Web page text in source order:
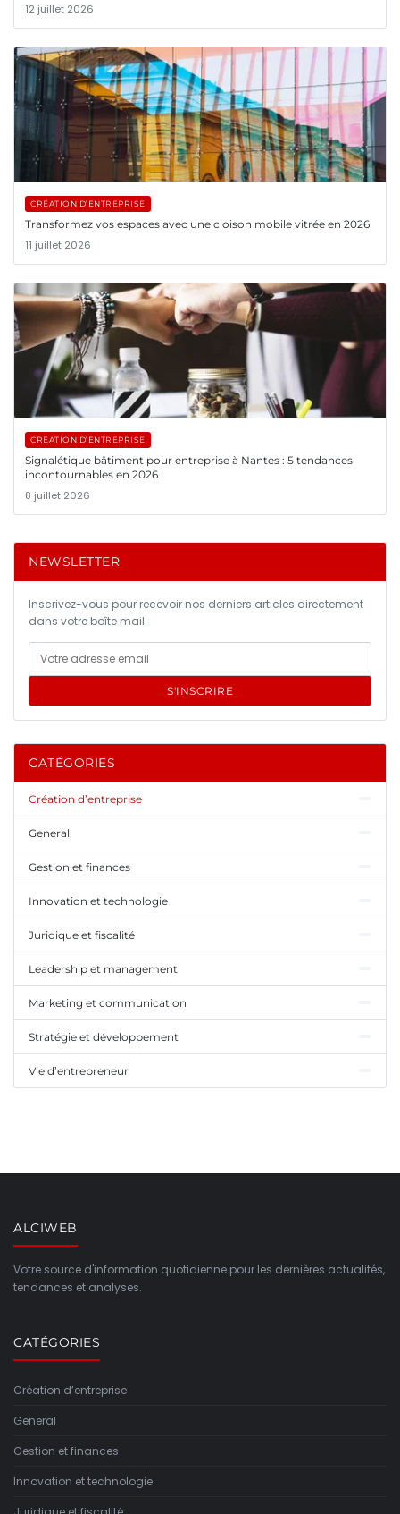
12 juillet 2026
CRÉATION D’ENTREPRISE
Transformez vos espaces avec une cloison mobile vitrée en 2026
11 juillet 2026
CRÉATION D’ENTREPRISE
Signalétique bâtiment pour entreprise à Nantes : 5 tendances
incontournables en 2026
8 juillet 2026
NEWSLETTER
Inscrivez-vous pour recevoir nos derniers articles directement
dans votre boîte mail.
S'INSCRIRE
CATÉGORIES
Création d’entreprise
General
Gestion et finances
Innovation et technologie
Juridique et fiscalité
Leadership et management
Marketing et communication
Stratégie et développement
Vie d’entrepreneur
ALCIWEB
Votre source d'information quotidienne pour les dernières actualités,
tendances et analyses.
CATÉGORIES
Création d’entreprise
General
Gestion et finances
Innovation et technologie